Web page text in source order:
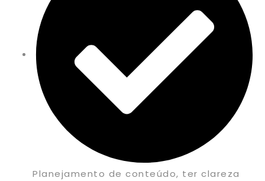
Planejamento de conteúdo, ter clareza